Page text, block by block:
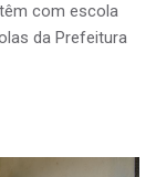
com escola
da Prefeitura